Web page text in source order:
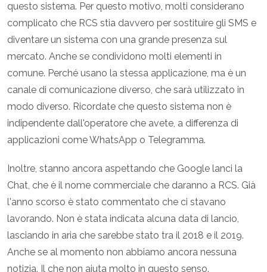
questo sistema. Per questo motivo, molti considerano
complicato che RCS stia davvero per sostituire gli SMS e
diventare un sistema con una grande presenza sul
mercato. Anche se condividono molti elementi in
comune. Perché usano la stessa applicazione, ma è un
canale di comunicazione diverso, che sarà utilizzato in
modo diverso. Ricordate che questo sistema non è
indipendente dall'operatore che avete, a differenza di
applicazioni come WhatsApp o Telegramma.
Inoltre, stanno ancora aspettando che Google lanci la
Chat, che è il nome commerciale che daranno a RCS. Già
l'anno scorso è stato commentato che ci stavano
lavorando. Non è stata indicata alcuna data di lancio,
lasciando in aria che sarebbe stato tra il 2018 e il 2019.
Anche se al momento non abbiamo ancora nessuna
notizia. Il che non aiuta molto in questo senso.